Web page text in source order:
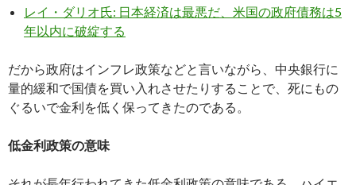
レイ・ダリオ氏: 日本経済は最悪だ、米国の政府債務は5
年以内に破綻する
だから政府はインフレ政策などと言いながら、中央銀行に
量的緩和で国債を買い入れさせたりすることで、死にもの
ぐるいで金利を低く保ってきたのである。
低金利政策の意味